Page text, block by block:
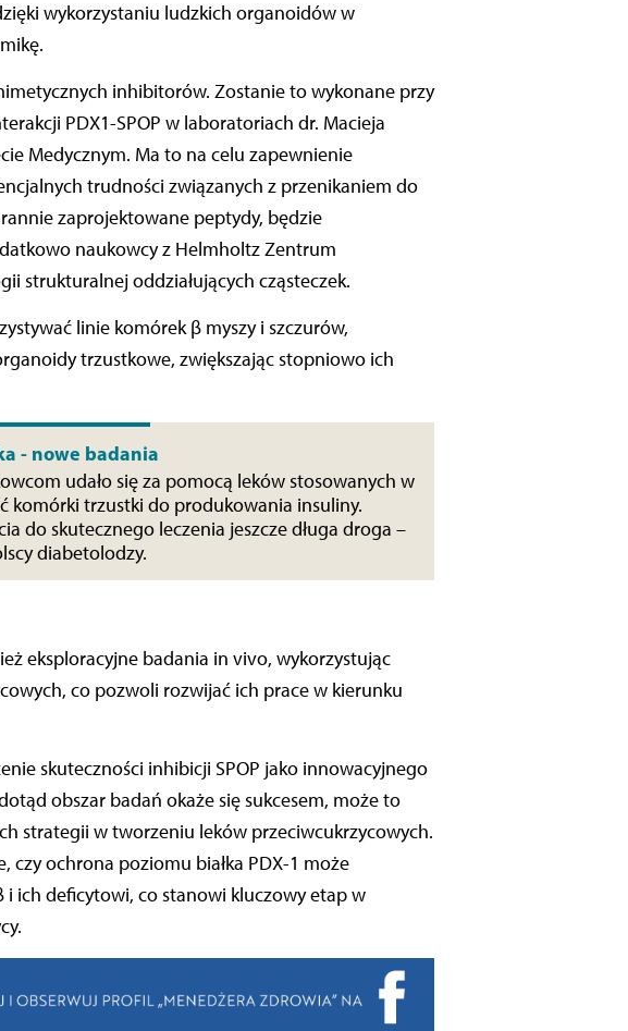
wykorzystaniu ludzkich organoidów w
inhibitorów. Zostanie to wykonane przy
PDX1-SPOP w laboratoriach dr. Macieja
Medycznym. Ma to na celu zapewnienie
trudności związanych z przenikaniem do
zaprojektowane peptydy, będzie
naukowcy z Helmholtz Zentrum
strukturalnej oddziałujących cząsteczek.
linie komórek β myszy i szczurów,
trzustkowe, zwiększając stopniowo ich
- nowe badania
udało się za pomocą leków stosowanych w
komórki trzustki do produkowania insuliny.
do skutecznego leczenia jeszcze długa droga –
diabetolodzy.
eksploracyjne badania in vivo, wykorzystując
co pozwoli rozwijać ich prace w kierunku
skuteczności inhibicji SPOP jako innowacyjnego
obszar badań okaże się sukcesem, może to
strategii w tworzeniu leków przeciwcukrzycowych.
czy ochrona poziomu białka PDX-1 może
ich deficytowi, co stanowi kluczowy etap w